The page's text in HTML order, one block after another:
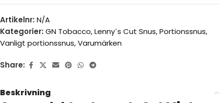
Artikelnr: N/A
Kategorier: GN Tobacco,Lenny´s Cut Snus,Portionssnus,
Vanligt portionssnus,Varumärken
Share:
Beskrivning